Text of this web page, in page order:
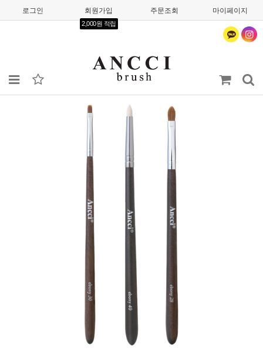
로그인 회원가입
2,000원 적립
주문조회 마이페이지